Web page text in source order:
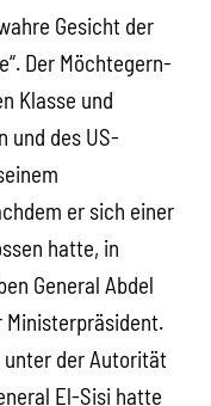
Gesicht der
Der Möchtegern-
Klasse und
und des US-
er sich einer
hatte, in
General Abdel
unter der Autorität
El-Sisi hatte